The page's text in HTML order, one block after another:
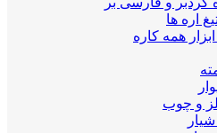
اره ها
همه کاره
و چوب